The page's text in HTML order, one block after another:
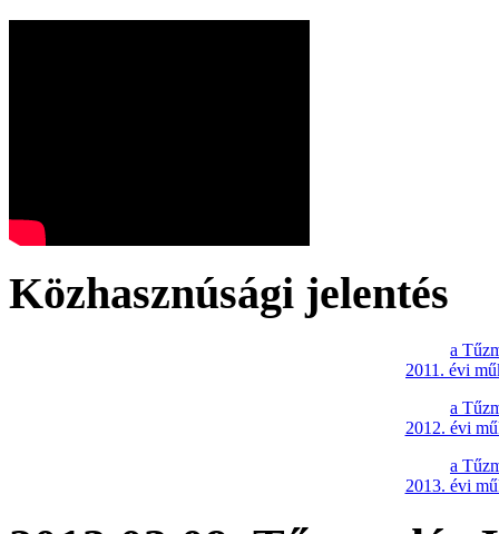
Közhasznúsági jelentés
a
2011. évi
a
2012. évi
a
2013. évi